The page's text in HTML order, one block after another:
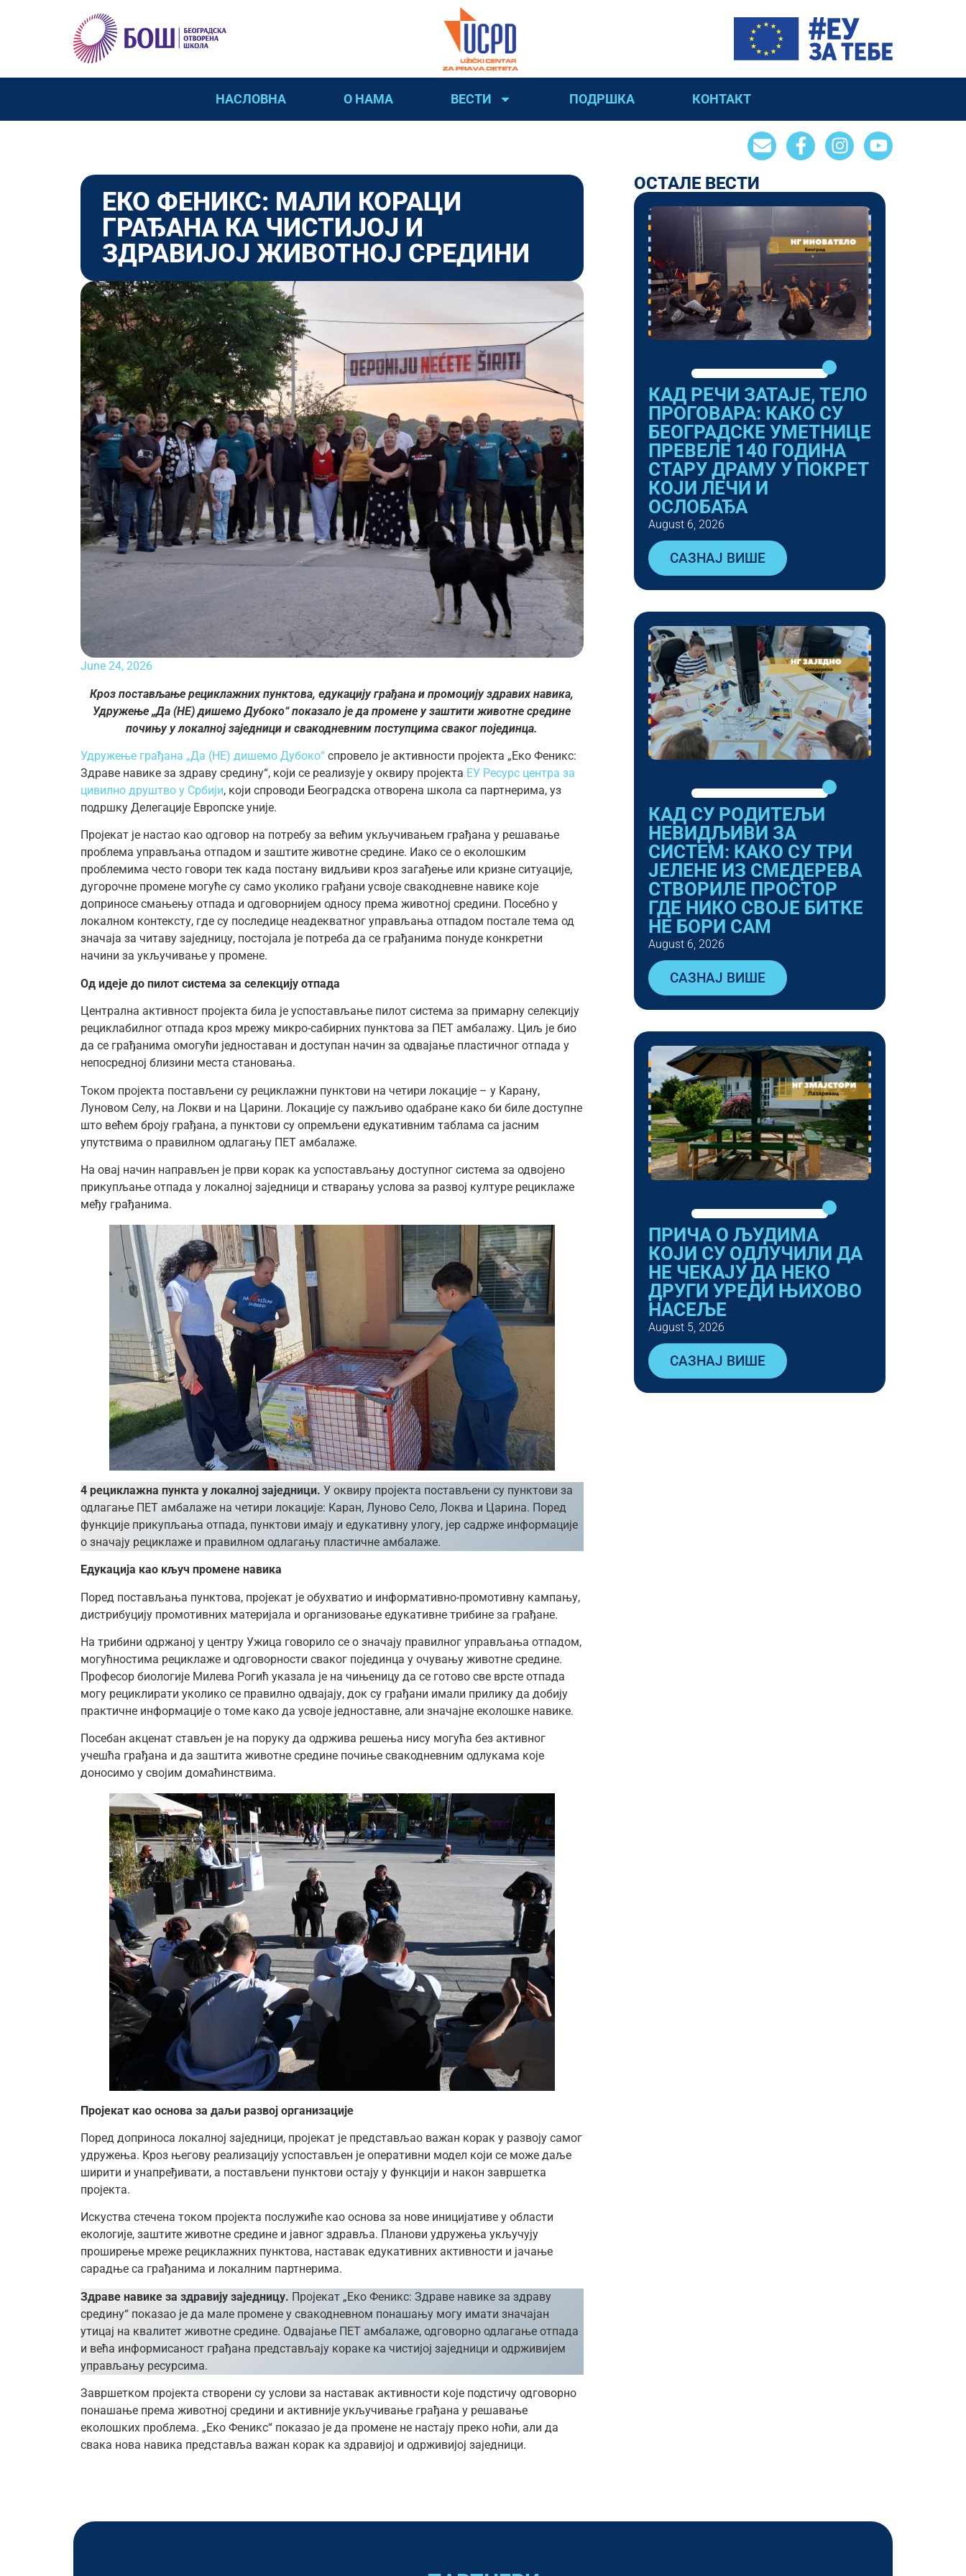
НАСЛОВНА О НАМА ВЕСТИ ПОДРШКА КОНТАКТ
ЕКО ФЕНИКС: МАЛИ КОРАЦИ
ГРАЂАНА КА ЧИСТИЈОЈ И
ЗДРАВИЈОЈ ЖИВОТНОЈ СРЕДИНИ
June 24, 2026
Кроз постављање рециклажних пунктова, едукацију грађана и промоцију здравих навика,
Удружење „Да (НЕ) дишемо Дубоко“ показало је да промене у заштити животне средине
почињу у локалној заједници и свакодневним поступцима сваког појединца.
Удружење грађана „Да (НЕ) дишемо Дубоко“ спровело је активности пројекта „Еко Феникс:
Здраве навике за здраву средину“, који се реализује у оквиру пројекта ЕУ Ресурс центра за
цивилно друштво у Србији, који спроводи Београдска отворена школа са партнерима, уз
подршку Делегације Европске уније.
Пројекат је настао као одговор на потребу за већим укључивањем грађана у решавање
проблема управљања отпадом и заштите животне средине. Иако се о еколошким
проблемима често говори тек када постану видљиви кроз загађење или кризне ситуације,
дугорочне промене могуће су само уколико грађани усвоје свакодневне навике које
доприносе смањењу отпада и одговорнијем односу према животној средини. Посебно у
локалном контексту, где су последице неадекватног управљања отпадом постале тема од
значаја за читаву заједницу, постојала је потреба да се грађанима понуде конкретни
начини за укључивање у промене.
Од идеје до пилот система за селекцију отпада
Централна активност пројекта била је успостављање пилот система за примарну селекцију
рециклабилног отпада кроз мрежу микро-сабирних пунктова за ПЕТ амбалажу. Циљ је био
да се грађанима омогући једноставан и доступан начин за одвајање пластичног отпада у
непосредној близини места становања.
Током пројекта постављени су рециклажни пунктови на четири локације – у Карану,
Луновом Селу, на Локви и на Царини. Локације су пажљиво одабране како би биле доступне
што већем броју грађана, а пунктови су опремљени едукативним таблама са јасним
упутствима о правилном одлагању ПЕТ амбалаже.
На овај начин направљен је први корак ка успостављању доступног система за одвојено
прикупљање отпада у локалној заједници и стварању услова за развој културе рециклаже
међу грађанима.
4 рециклажна пункта у локалној заједници. У оквиру пројекта постављени су пунктови за
одлагање ПЕТ амбалаже на четири локације: Каран, Луново Село, Локва и Царина. Поред
функције прикупљања отпада, пунктови имају и едукативну улогу, јер садрже информације
о значају рециклаже и правилном одлагању пластичне амбалаже.
Едукација као кључ промене навика
Поред постављања пунктова, пројекат је обухватио и информативно-промотивну кампању,
дистрибуцију промотивних материјала и организовање едукативне трибине за грађане.
На трибини одржаној у центру Ужица говорило се о значају правилног управљања отпадом,
могућностима рециклаже и одговорности сваког појединца у очувању животне средине.
Професор биологије Милева Рогић указала је на чињеницу да се готово све врсте отпада
могу рециклирати уколико се правилно одвајају, док су грађани имали прилику да добију
практичне информације о томе како да усвоје једноставне, али значајне еколошке навике.
Посебан акценат стављен је на поруку да одржива решења нису могућа без активног
учешћа грађана и да заштита животне средине почиње свакодневним одлукама које
доносимо у својим домаћинствима.
Пројекат као основа за даљи развој организације
Поред доприноса локалној заједници, пројекат је представљао важан корак у развоју самог
удружења. Кроз његову реализацију успостављен је оперативни модел који се може даље
ширити и унапређивати, а постављени пунктови остају у функцији и након завршетка
пројекта.
Искуства стечена током пројекта послужиће као основа за нове иницијативе у области
екологије, заштите животне средине и јавног здравља. Планови удружења укључују
проширење мреже рециклажних пунктова, наставак едукативних активности и јачање
сарадње са грађанима и локалним партнерима.
Здраве навике за здравију заједницу. Пројекат „Еко Феникс: Здраве навике за здраву
средину“ показао је да мале промене у свакодневном понашању могу имати значајан
утицај на квалитет животне средине. Одвајање ПЕТ амбалаже, одговорно одлагање отпада
и већа информисаност грађана представљају кораке ка чистијој заједници и одрживијем
управљању ресурсима.
Завршетком пројекта створени су услови за наставак активности које подстичу одговорно
понашање према животној средини и активније укључивање грађана у решавање
еколошких проблема. „Еко Феникс“ показао је да промене не настају преко ноћи, али да
свака нова навика представља важан корак ка здравијој и одрживијој заједници.
ОСТАЛЕ ВЕСТИ
КАД РЕЧИ ЗАТАЈЕ, ТЕЛО
ПРОГОВАРА: КАКО СУ
БЕОГРАДСКЕ УМЕТНИЦЕ
ПРЕВЕЛЕ 140 ГОДИНА
СТАРУ ДРАМУ У ПОКРЕТ
КОЈИ ЛЕЧИ И
ОСЛОБАЂА
August 6, 2026
САЗНАЈ ВИШЕ
КАД СУ РОДИТЕЉИ
НЕВИДЉИВИ ЗА
СИСТЕМ: КАКО СУ ТРИ
ЈЕЛЕНЕ ИЗ СМЕДЕРЕВА
СТВОРИЛЕ ПРОСТОР
ГДЕ НИКО СВОЈЕ БИТКЕ
НЕ БОРИ САМ
August 6, 2026
САЗНАЈ ВИШЕ
ПРИЧА О ЉУДИМА
КОЈИ СУ ОДЛУЧИЛИ ДА
НЕ ЧЕКАЈУ ДА НЕКО
ДРУГИ УРЕДИ ЊИХОВО
НАСЕЉЕ
August 5, 2026
САЗНАЈ ВИШЕ